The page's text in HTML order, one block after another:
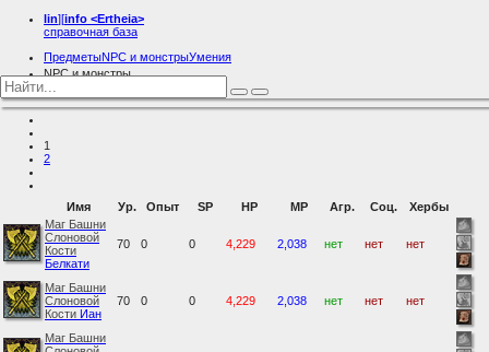
lin][info <Ertheia>
справочная база
ПредметыNPC и монстрыУмения
NPC и монстры
1
2
Имя Ур. Опыт SP HP MP Агр. Соц.
Хербы
Маг Башни
Слоновой
Кости
Белкати
70 0 0 4,229 2,038 нет нет нет
Маг Башни
Слоновой
Кости Иан
70 0 0 4,229 2,038 нет нет нет
Маг Башни